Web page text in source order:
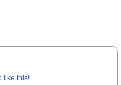
like this!